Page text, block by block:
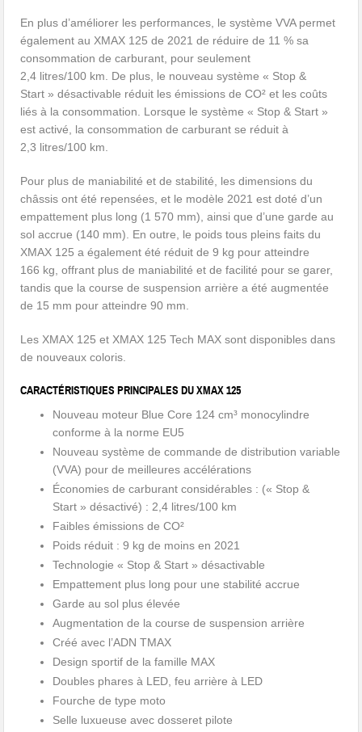
En plus d’améliorer les performances, le système VVA permet
également au XMAX 125 de 2021 de réduire de 11 % sa
consommation de carburant, pour seulement
2,4 litres/100 km. De plus, le nouveau système « Stop &
Start » désactivable réduit les émissions de CO² et les coûts
liés à la consommation. Lorsque le système « Stop & Start »
est activé, la consommation de carburant se réduit à
2,3 litres/100 km.
Pour plus de maniabilité et de stabilité, les dimensions du
châssis ont été repensées, et le modèle 2021 est doté d’un
empattement plus long (1 570 mm), ainsi que d’une garde au
sol accrue (140 mm). En outre, le poids tous pleins faits du
XMAX 125 a également été réduit de 9 kg pour atteindre
166 kg, offrant plus de maniabilité et de facilité pour se garer,
tandis que la course de suspension arrière a été augmentée
de 15 mm pour atteindre 90 mm.
Les XMAX 125 et XMAX 125 Tech MAX sont disponibles dans
de nouveaux coloris.
CARACTÉRISTIQUES PRINCIPALES DU XMAX 125
Nouveau moteur Blue Core 124 cm³ monocylindre
conforme à la norme EU5
Nouveau système de commande de distribution variable
(VVA) pour de meilleures accélérations
Économies de carburant considérables : (« Stop &
Start » désactivé) : 2,4 litres/100 km
Faibles émissions de CO²
Poids réduit : 9 kg de moins en 2021
Technologie « Stop & Start » désactivable
Empattement plus long pour une stabilité accrue
Garde au sol plus élevée
Augmentation de la course de suspension arrière
Créé avec l’ADN TMAX
Design sportif de la famille MAX
Doubles phares à LED, feu arrière à LED
Fourche de type moto
Selle luxueuse avec dosseret pilote